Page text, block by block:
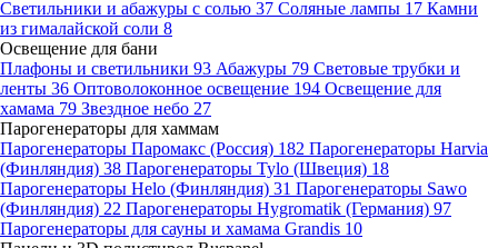
Светильники и абажуры с солью 37 Соляные лампы 17 Камни
из гималайской соли 8
Освещение для бани
Плафоны и светильники 93 Абажуры 79 Световые трубки и
ленты 36 Оптоволоконное освещение 194 Освещение для
хамама 79 Звездное небо 27
Парогенераторы для хаммам
Парогенераторы Паромакс (Россия) 182 Парогенераторы Harvia
(Финляндия) 38 Парогенераторы Tylo (Швеция) 18
Парогенераторы Helo (Финляндия) 31 Парогенераторы Sawo
(Финляндия) 22 Парогенераторы Hygromatik (Германия) 97
Парогенераторы для сауны и хамама Grandis 10